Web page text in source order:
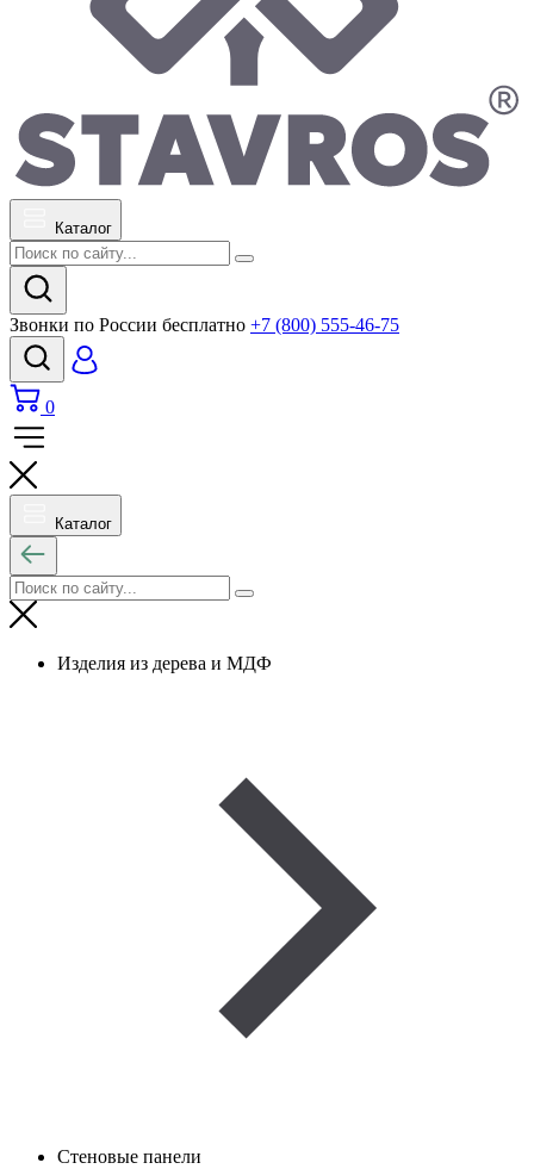
Каталог
Звонки по России бесплатно +7 (800) 555-46-75
0
Каталог
Изделия из дерева и МДФ
Стеновые панели